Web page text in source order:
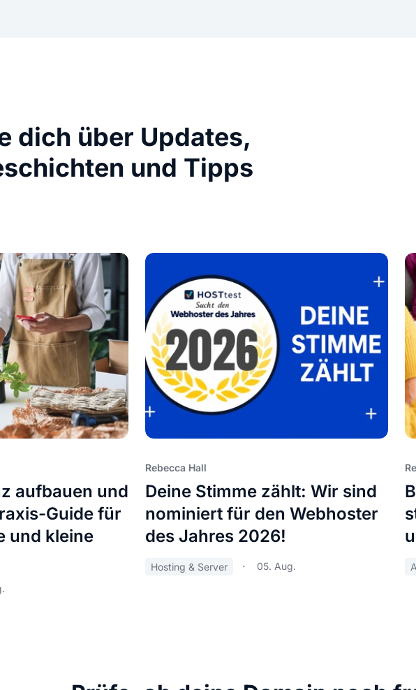
dich über Updates,
und Tipps
aufbauen und
Guide für
und kleine
Rebecca Hall
Deine Stimme zählt: Wir sind
nominiert für den Webhoster
des Jahres 2026!
Hosting & Server 05. Aug.